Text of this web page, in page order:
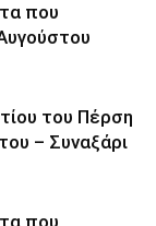
που
του Πέρση
– Συναξάρι